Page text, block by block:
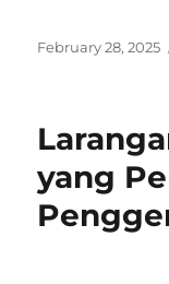
Posted
February 28, 2025
yang